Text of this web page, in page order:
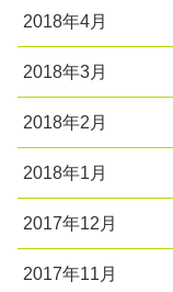
2018年4月
2018年3月
2018年2月
2018年1月
2017年12月
2017年11月